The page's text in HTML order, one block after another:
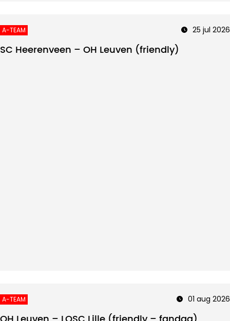
A-TEAM 25 jul 2026
SC Heerenveen – OH Leuven (friendly)
A-TEAM 01 aug 2026